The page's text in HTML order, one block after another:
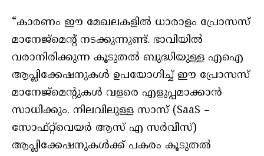
“കാരണം ഈ മേഖലകളിൽ ധാരാളം പ്രോസസ്
മാനേജ്‌മെന്റ് നടക്കുന്നുണ്ട്. ഭാവിയിൽ
വരാനിരിക്കുന്ന കൂടുതൽ ബുദ്ധിയുള്ള എഐ
ആപ്ലിക്കേഷനുകൾ ഉപയോഗിച്ച് ഈ പ്രോസസ്
മാനേജ്‌മെന്റുകൾ വളരെ എളുപ്പമാക്കാൻ
സാധിക്കും. നിലവിലുള്ള സാസ് (SaaS –
സോഫ്റ്റ്‌വെയർ ആസ് എ സർവീസ്)
ആപ്ലിക്കേഷനുകൾക്ക് പകരം കൂടുതൽ